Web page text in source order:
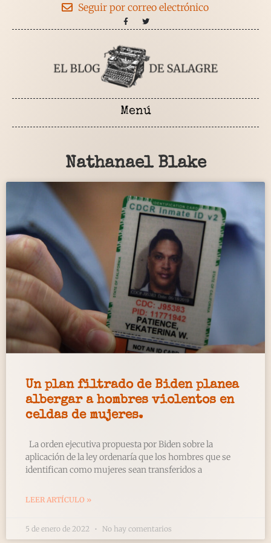
Seguir por correo electrónico
Nathanael Blake
Un plan filtrado de Biden planea
albergar a hombres violentos en
celdas de mujeres.
La orden ejecutiva propuesta por Biden sobre la
aplicación de la ley ordenaría que los hombres que se
identifican como mujeres sean transferidos a
LEER ARTÍCULO »
5 de enero de 2022 No hay comentarios